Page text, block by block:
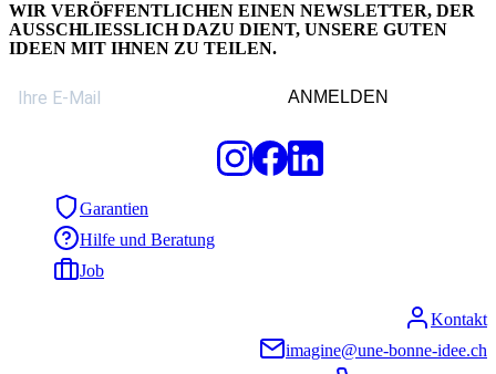
WIR VERÖFFENTLICHEN EINEN NEWSLETTER, DER
AUSSCHLIESSLICH DAZU DIENT, UNSERE GUTEN I
DEEN MIT IHNEN ZU TEILEN.
ANMELDEN
Garantien
Hilfe und Beratung
Job
Kontakt
imagine@une-bonne-idee.ch